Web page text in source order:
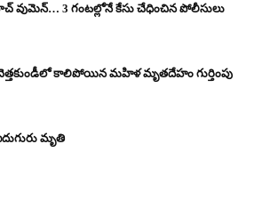
వాచ్ వుమెన్… 3 గంటల్లోనే కేసు చేధించిన పోలీసులు
కాలిపోయిన మహిళ మృతదేహం గుర్తింపు
మృతి